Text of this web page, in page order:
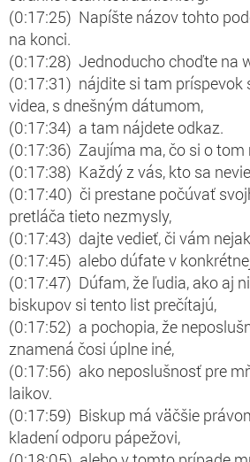
(0:17:25) Napíšte názov tohto
na konci.
(0:17:28) Jednoducho choďte na
(0:17:31) nájdite si tam príspevok
videa, s dnešným dátumom,
(0:17:34) a tam nájdete odkaz.
(0:17:36) Zaujíma ma, čo si o tom
(0:17:38) Každý z vás, kto sa
(0:17:40) či prestane počúvať
pretláča tieto nezmysly,
(0:17:43) dajte vedieť, či vám
(0:17:45) alebo dúfate v
(0:17:47) Dúfam, že ľudia, ako aj
biskupov si tento list prečítajú,
(0:17:52) a pochopia, že
znamená čosi úplne iné,
(0:17:56) ako neposlušnosť pre
laikov.
(0:17:59) Biskup má väčšie
kladení odporu pápežovi,